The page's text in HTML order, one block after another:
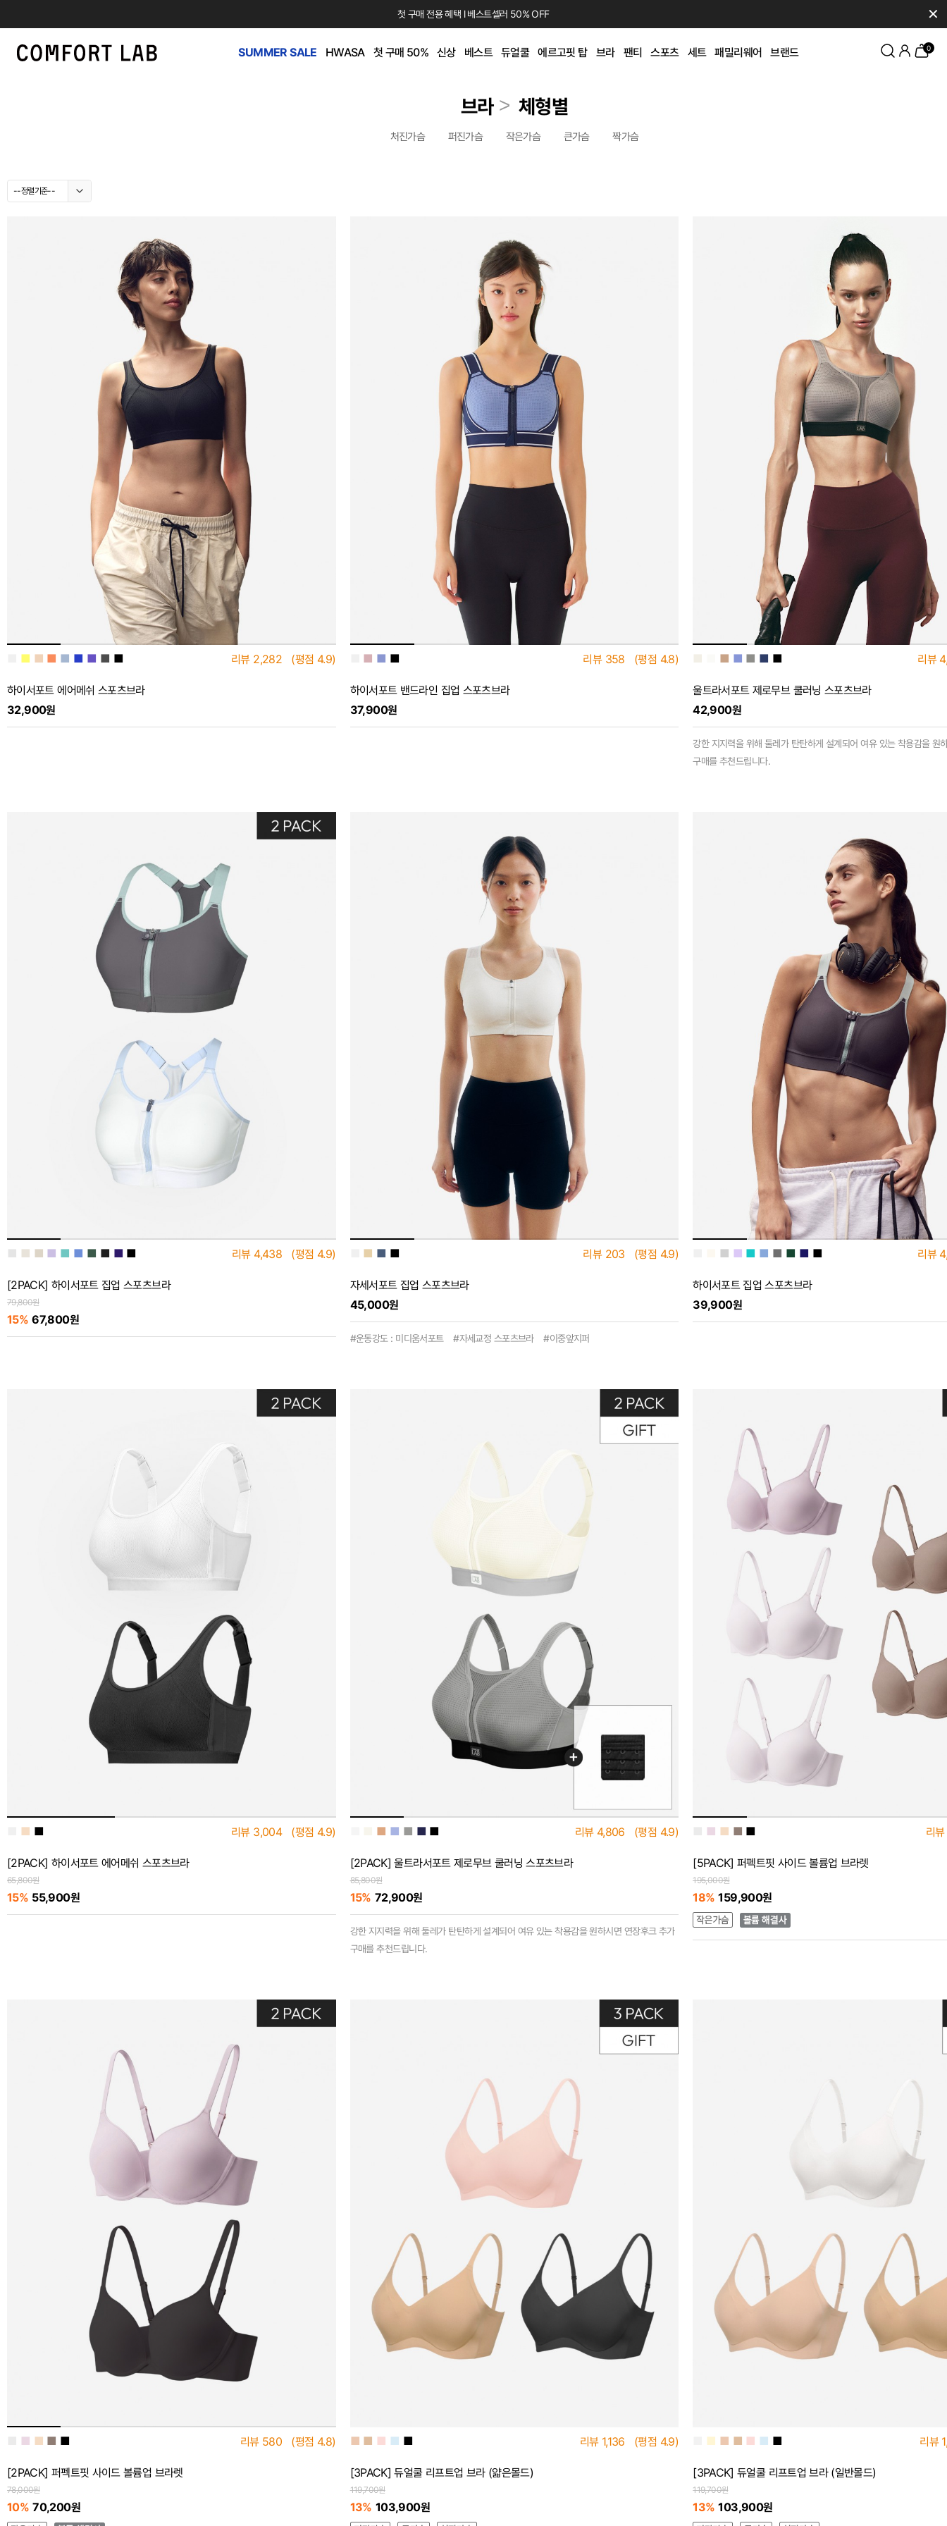
첫 구매 전용 혜택 l 베스트셀러 50% OFF ✕
SUMMER SALE HWASA 첫 구매 50% 신상 베스트 듀얼쿨 에르고핏 탑 브라 팬티 스포츠 세트 패밀리웨어 브랜드 0
브라 > 체형별
처진가슴 퍼진가슴 작은가슴 큰가슴 짝가슴
--정렬기준--
■ ■ ■ ■ ■ ■ ■ ■ 리뷰 2,282 (평점 4.9)
하이서포트 에어메쉬 스포츠브라
32,900원
■ ■ ■ 리뷰 358 (평점 4.8)
하이서포트 밴드라인 집업 스포츠브라
37,900원
■ ■ ■ ■ ■ ■ 리뷰
울트라서포트 제로무브 쿨러닝 스포츠브라
42,900원
강한 지지력을 위해 둘레가 탄탄하게 설계되어 여유 있는 착용감을 원
구매를 추천드립니다.
■ ■ ■ ■ ■ ■ ■ ■ ■ ■ 리뷰 4,438 (평점 4.9)
[2PACK] 하이서포트 집업 스포츠브라
79,800원
15% 67,800원
■ ■ ■ 리뷰 203 (평점 4.9)
자세서포트 집업 스포츠브라
45,000원
#운동강도 : 미디움서포트 #자세교정 스포츠브라 #이중앞지퍼
■ ■ ■ ■ ■ ■ ■ ■ 리뷰
하이서포트 집업 스포츠브라
39,900원
■ ■ 리뷰 3,004 (평점 4.9)
[2PACK] 하이서포트 에어메쉬 스포츠브라
65,800원
15% 55,900원
■ ■ ■ ■ ■ 리뷰 4,806 (평점 4.9)
[2PACK] 울트라서포트 제로무브 쿨러닝 스포츠브라
85,800원
15% 72,900원
강한 지지력을 위해 둘레가 탄탄하게 설계되어 여유 있는 착용감을 원하시면 연장후크 추가
구매를 추천드립니다.
■ ■ ■ ■ 리뷰
[5PACK] 퍼펙트핏 사이드 볼륨업 브라렛
195,000원
18% 159,900원
■ ■ ■ ■ 리뷰 580 (평점 4.8)
[2PACK] 퍼펙트핏 사이드 볼륨업 브라렛
78,000원
10% 70,200원
■ ■ ■ ■ ■ 리뷰 1,136 (평점 4.9)
[3PACK] 듀얼쿨 리프트업 브라 (얇은몰드)
119,700원
13% 103,900원
■ ■ ■ ■ ■ ■ 리뷰
[3PACK] 듀얼쿨 리프트업 브라 (일반몰드)
119,700원
13% 103,900원